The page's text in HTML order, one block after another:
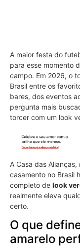
A maior festa do
para esse momento
campo. Em 2026, o
Brasil entre os
bares, dos eventos
pergunta mais
torcer com um look
A Casa das
casamento no Brasil
completo de look
realmente eleva
certo.
O que
amarelo